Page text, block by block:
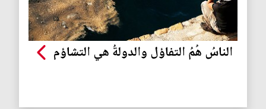
الناسُ هُمُ التفاؤل والدولةُ هي التشاؤم